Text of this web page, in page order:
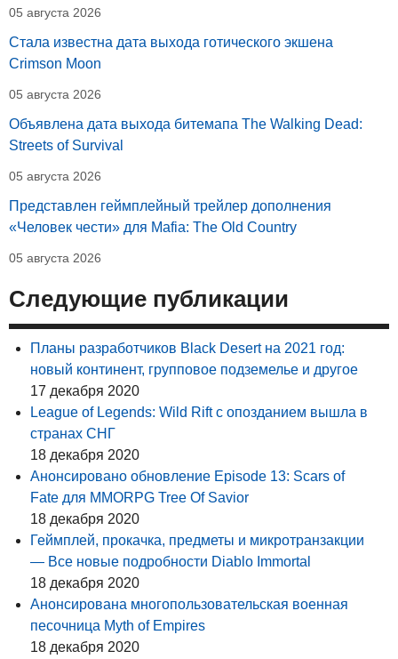
05 августа 2026
Стала известна дата выхода готического экшена
Crimson Moon
05 августа 2026
Объявлена дата выхода битемапа The Walking Dead:
Streets of Survival
05 августа 2026
Представлен геймплейный трейлер дополнения
«Человек чести» для Mafia: The Old Country
05 августа 2026
Следующие публикации
Планы разработчиков Black Desert на 2021 год:
новый континент, групповое подземелье и другое
17 декабря 2020
League of Legends: Wild Rift с опозданием вышла в
странах СНГ
18 декабря 2020
Анонсировано обновление Episode 13: Scars of
Fate для MMORPG Tree Of Savior
18 декабря 2020
Геймплей, прокачка, предметы и микротранзакции
— Все новые подробности Diablo Immortal
18 декабря 2020
Анонсирована многопользовательская военная
песочница Myth of Empires
18 декабря 2020